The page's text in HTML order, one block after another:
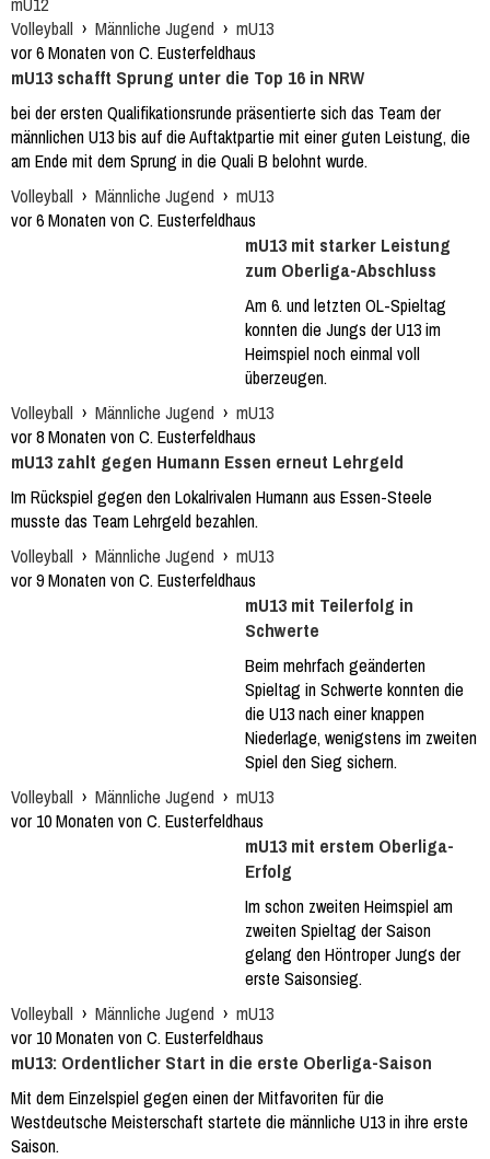
Volleyball › Männliche Jugend › mU13
vor 6 Monaten von C. Eusterfeldhaus
mU13 schafft Sprung unter die Top 16 in NRW
bei der ersten Qualifikationsrunde präsentierte sich das Team der
männlichen U13 bis auf die Auftaktpartie mit einer guten Leistung, die
am Ende mit dem Sprung in die Quali B belohnt wurde.
Volleyball › Männliche Jugend › mU13
vor 6 Monaten von C. Eusterfeldhaus
mU13 mit starker Leistung
zum Oberliga-Abschluss
Am 6. und letzten OL-Spieltag
konnten die Jungs der U13 im
Heimspiel noch einmal voll
überzeugen.
Volleyball › Männliche Jugend › mU13
vor 8 Monaten von C. Eusterfeldhaus
mU13 zahlt gegen Humann Essen erneut Lehrgeld
Im Rückspiel gegen den Lokalrivalen Humann aus Essen-Steele
musste das Team Lehrgeld bezahlen.
Volleyball › Männliche Jugend › mU13
vor 9 Monaten von C. Eusterfeldhaus
mU13 mit Teilerfolg in
Schwerte
Beim mehrfach geänderten
Spieltag in Schwerte konnten die
die U13 nach einer knappen
Niederlage, wenigstens im zweiten
Spiel den Sieg sichern.
Volleyball › Männliche Jugend › mU13
vor 10 Monaten von C. Eusterfeldhaus
mU13 mit erstem Oberliga-
Erfolg
Im schon zweiten Heimspiel am
zweiten Spieltag der Saison
gelang den Höntroper Jungs der
erste Saisonsieg.
Volleyball › Männliche Jugend › mU13
vor 10 Monaten von C. Eusterfeldhaus
mU13: Ordentlicher Start in die erste Oberliga-Saison
Mit dem Einzelspiel gegen einen der Mitfavoriten für die
Westdeutsche Meisterschaft startete die männliche U13 in ihre erste
Saison.